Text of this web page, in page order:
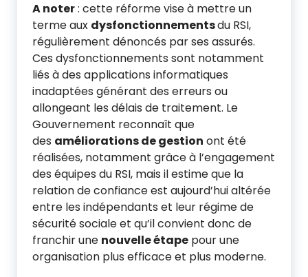
A noter: cette réforme vise à mettre un
terme aux dysfonctionnementsdu RSI,
régulièrement dénoncés par ses assurés.
Ces dysfonctionnements sont notamment
liés à des applications informatiques
inadaptées générant des erreurs ou
allongeant les délais de traitement. Le
Gouvernement reconnaît que
des améliorations de gestion ont été
réalisées, notamment grâce à l’engagement
des équipes du RSI, mais il estime que la
relation de confiance est aujourd’hui altérée
entre les indépendants et leur régime de
sécurité sociale et qu’il convient donc de
franchir une nouvelle étape pour une
organisation plus efficace et plus moderne.